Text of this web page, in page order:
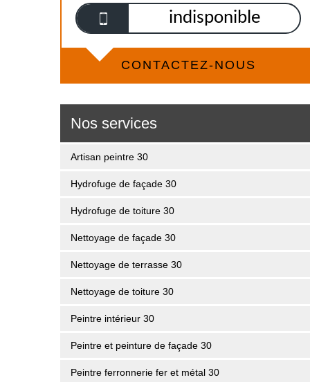
indisponible
CONTACTEZ-NOUS
Nos services
Artisan peintre 30
Hydrofuge de façade 30
Hydrofuge de toiture 30
Nettoyage de façade 30
Nettoyage de terrasse 30
Nettoyage de toiture 30
Peintre intérieur 30
Peintre et peinture de façade 30
Peintre ferronnerie fer et métal 30